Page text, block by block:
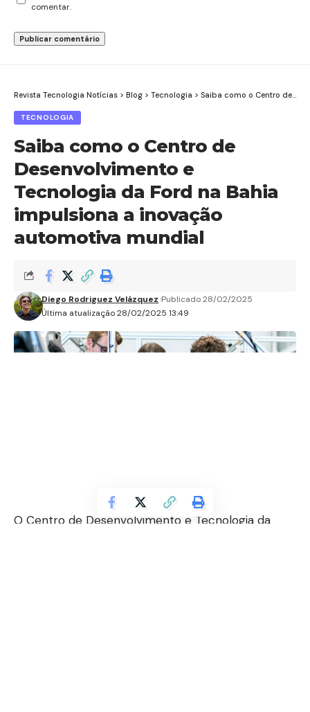
comentar.
Revista Tecnologia Notícias > Blog > Tecnologia > Saiba como o Centro de Desenvolvimento e Tecnologia da Ford na Bahia impulsiona a inovação automotiva mundial
TECNOLOGIA
Saiba como o Centro de
Desenvolvimento e
Tecnologia da Ford na Bahia
impulsiona a inovação
automotiva mundial
Última atualização 28/02/2025 13:49
Diego Rodriguez Velázquez Publicado 28/02/2025
O Centro de Desenvolvimento e Tecnologia da